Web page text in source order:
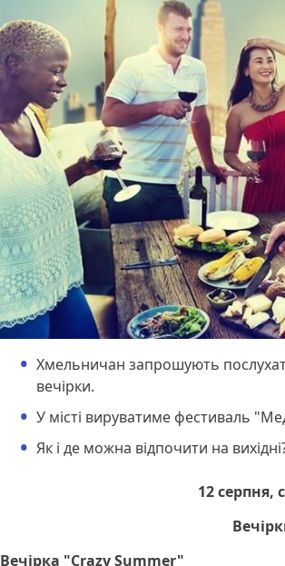
Хмельничан запрошують послухати
вечірки.
У місті вируватиме фестиваль
Як і де можна відпочити на
12 серпня,
Вечірка "Crazy Summer"